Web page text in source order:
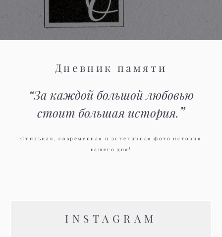
Дневник памяти
“За каждой большой любовью
стоит большая история.”
Стильная, современная и эстетичная фото история
вашего дня!
INSTAGRAM